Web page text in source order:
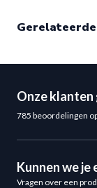
langdurig
HIIT-trainingen
6 kg
8 kg
10 kg
12 kg
Specificaties
Onze klanten
785 beoordelingen
Kunnen we je
Vragen over een